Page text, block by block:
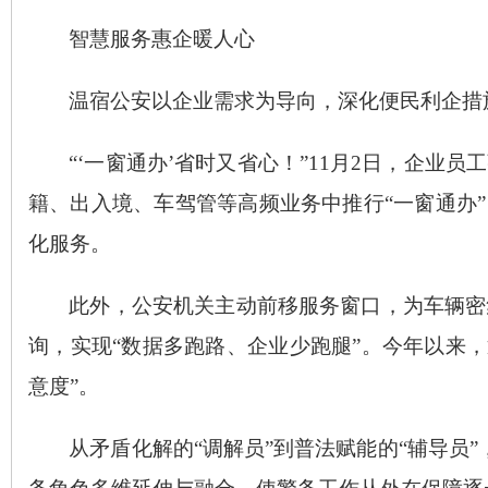
智慧服务惠企暖人心
温宿公安以企业需求为导向，深化便民利企
“‘一窗通办’省时又省心！”11月2日，企业
籍、出入境、车驾管等高频业务中推行“一窗通
化服务。
此外，公安机关主动前移服务窗口，为车辆
询，实现“数据多跑路、企业少跑腿”。今年以来
意度”。
从矛盾化解的“调解员”到普法赋能的“辅导员